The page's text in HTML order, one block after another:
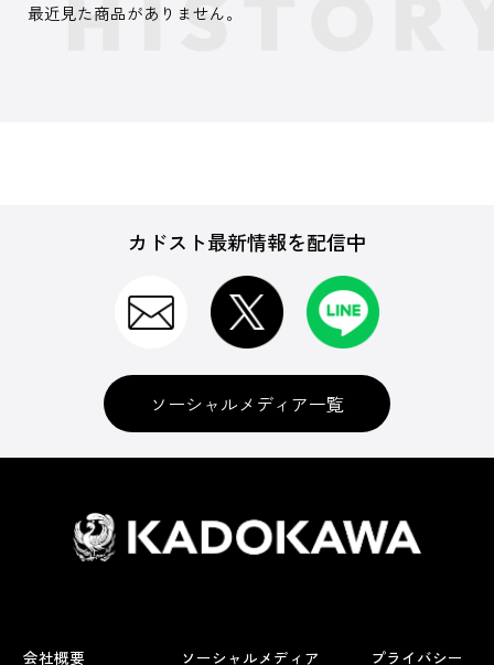
最近見た商品がありません。
カドスト最新情報を配信中
ソーシャルメディア一覧
会社概要 ソーシャルメディア プライバシー